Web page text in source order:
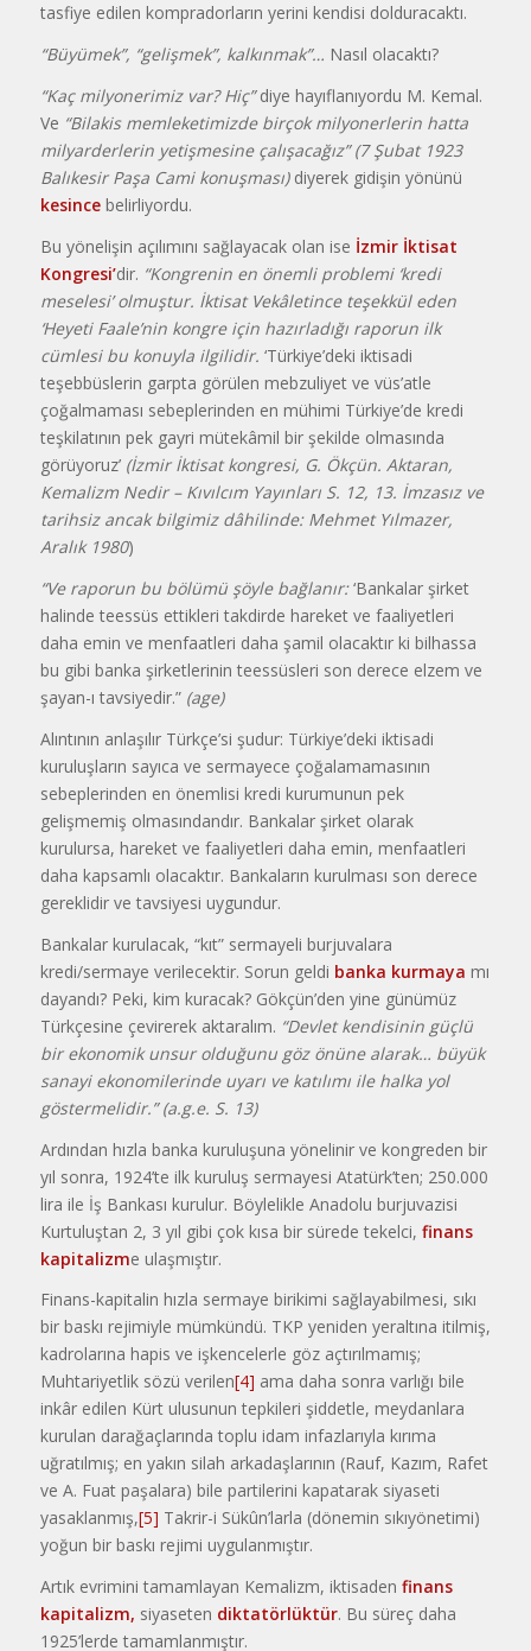
tasfiye edilen kompradorların yerini kendisi dolduracaktı.
“Büyümek”, “gelişmek”, kalkınmak”… Nasıl olacaktı?
“Kaç milyonerimiz var? Hiç”diye hayıflanıyordu M. Kemal.
Ve “Bilakis memleketimizde birçok milyonerlerin hatta
milyarderlerin yetişmesine çalışacağız” (7 Şubat 1923
Balıkesir Paşa Cami konuşması)diyerek gidişin yönünü
kesincebelirliyordu.
Bu yönelişin açılımını sağlayacak olan ise İzmir İktisat
Kongresi’dir. “Kongrenin en önemli problemi ‘kredi
meselesi’ olmuştur. İktisat Vekâletince teşekkül eden
‘Heyeti Faale’nin kongre için hazırladığı raporun ilk
cümlesi bu konuyla ilgilidir. ‘Türkiye’deki iktisadi
teşebbüslerin garpta görülen mebzuliyet ve vüs’atle
çoğalmaması sebeplerinden en mühimi Türkiye’de kredi
teşkilatının pek gayri mütekâmil bir şekilde olmasında
görüyoruz’ (İzmir İktisat kongresi, G. Ökçün. Aktaran,
Kemalizm Nedir – Kıvılcım Yayınları S. 12, 13. İmzasız ve
tarihsiz ancak bilgimiz dâhilinde: Mehmet Yılmazer,
Aralık 1980)
“Ve raporun bu bölümü şöyle bağlanır:‘Bankalar şirket
halinde teessüs ettikleri takdirde hareket ve faaliyetleri
daha emin ve menfaatleri daha şamil olacaktır ki bilhassa
bu gibi banka şirketlerinin teessüsleri son derece elzem ve
şayan-ı tavsiyedir.” (age)
Alıntının anlaşılır Türkçe’si şudur: Türkiye’deki iktisadi
kuruluşların sayıca ve sermayece çoğalamamasının
sebeplerinden en önemlisi kredi kurumunun pek
gelişmemiş olmasındandır. Bankalar şirket olarak
kurulursa, hareket ve faaliyetleri daha emin, menfaatleri
daha kapsamlı olacaktır. Bankaların kurulması son derece
gereklidir ve tavsiyesi uygundur.
Bankalar kurulacak, “kıt” sermayeli burjuvalara
kredi/sermaye verilecektir. Sorun geldi banka kurmaya mı
dayandı? Peki, kim kuracak? Gökçün’den yine günümüz
Türkçesine çevirerek aktaralım. “Devlet kendisinin güçlü
bir ekonomik unsur olduğunu göz önüne alarak… büyük
sanayi ekonomilerinde uyarı ve katılımı ile halka yol
göstermelidir.” (a.g.e. S. 13)
Ardından hızla banka kuruluşuna yönelinir ve kongreden bir
yıl sonra, 1924’te ilk kuruluş sermayesi Atatürk’ten; 250.000
lira ile İş Bankası kurulur. Böylelikle Anadolu burjuvazisi
Kurtuluştan 2, 3 yıl gibi çok kısa bir sürede tekelci, finans
kapitalizme ulaşmıştır.
Finans-kapitalin hızla sermaye birikimi sağlayabilmesi, sıkı
bir baskı rejimiyle mümkündü. TKP yeniden yeraltına itilmiş,
kadrolarına hapis ve işkencelerle göz açtırılmamış;
Muhtariyetlik sözü verilen[4] ama daha sonra varlığı bile
inkâr edilen Kürt ulusunun tepkileri şiddetle, meydanlara
kurulan darağaçlarında toplu idam infazlarıyla kırıma
uğratılmış; en yakın silah arkadaşlarının (Rauf, Kazım, Rafet
ve A. Fuat paşalara) bile partilerini kapatarak siyaseti
yasaklanmış,[5] Takrir-i Sükûn’larla (dönemin sıkıyönetimi)
yoğun bir baskı rejimi uygulanmıştır.
Artık evrimini tamamlayan Kemalizm, iktisaden finans
kapitalizm, siyaseten diktatörlüktür. Bu süreç daha
1925’lerde tamamlanmıştır.